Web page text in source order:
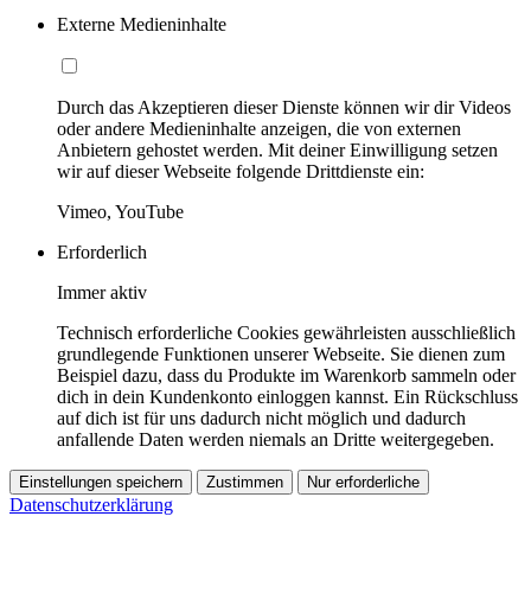
Externe Medieninhalte
Durch das Akzeptieren dieser Dienste können wir dir Videos
oder andere Medieninhalte anzeigen, die von externen
Anbietern gehostet werden. Mit deiner Einwilligung setzen
wir auf dieser Webseite folgende Drittdienste ein:
Vimeo, YouTube
Erforderlich
Immer aktiv
Technisch erforderliche Cookies gewährleisten ausschließlich
grundlegende Funktionen unserer Webseite. Sie dienen zum
Beispiel dazu, dass du Produkte im Warenkorb sammeln oder
dich in dein Kundenkonto einloggen kannst. Ein Rückschluss
auf dich ist für uns dadurch nicht möglich und dadurch
anfallende Daten werden niemals an Dritte weitergegeben.
Einstellungen speichern Zustimmen Nur erforderliche
Datenschutzerklärung